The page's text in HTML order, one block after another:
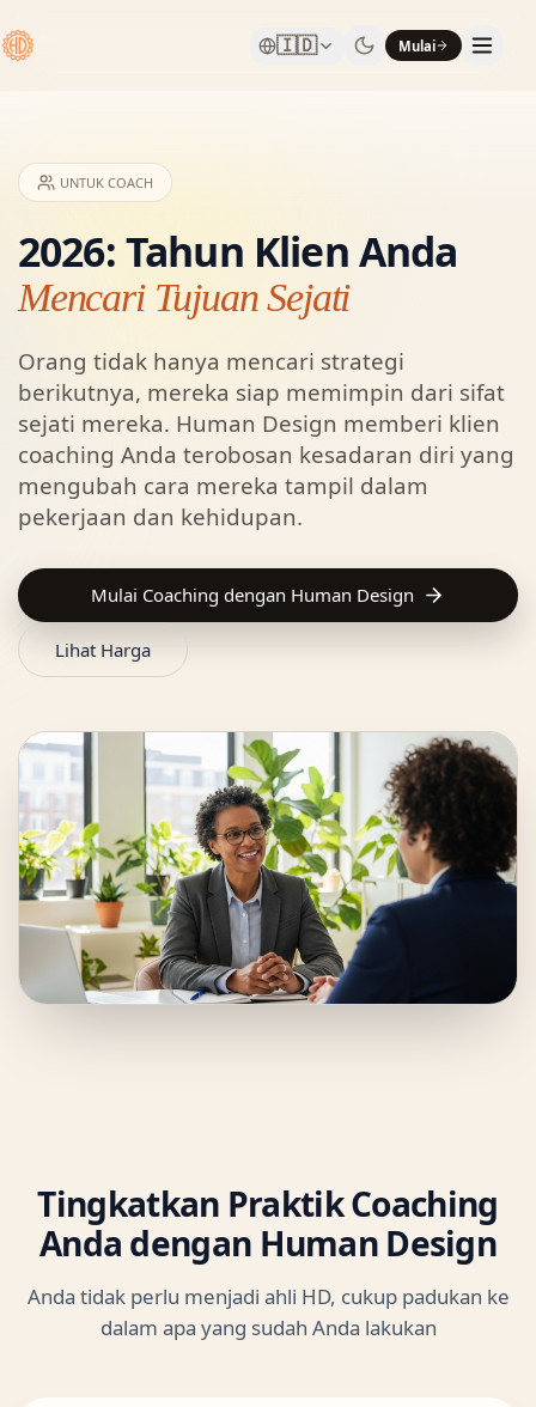
🇮🇩 Mulai
UNTUK COACH
2026: Tahun Klien Anda
Mencari Tujuan Sejati
Orang tidak hanya mencari strategi
berikutnya, mereka siap memimpin dari sifat
sejati mereka. Human Design memberi klien
coaching Anda terobosan kesadaran diri yang
mengubah cara mereka tampil dalam
pekerjaan dan kehidupan.
Mulai Coaching dengan Human Design
Lihat Harga
Tingkatkan Praktik Coaching
Anda dengan Human Design
Anda tidak perlu menjadi ahli HD, cukup padukan ke
dalam apa yang sudah Anda lakukan